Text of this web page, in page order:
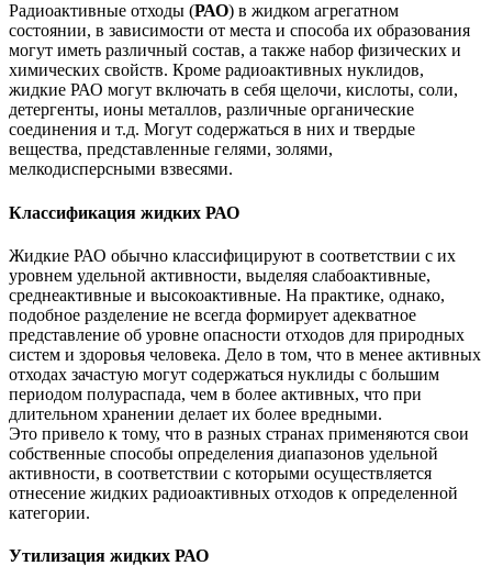
Радиоактивные отходы (РАО) в жидком агрегатном
состоянии, в зависимости от места и способа их образования
могут иметь различный состав, а также набор физических и
химических свойств. Кроме радиоактивных нуклидов,
жидкие РАО могут включать в себя щелочи, кислоты, соли,
детергенты, ионы металлов, различные органические
соединения и т.д. Могут содержаться в них и твердые
вещества, представленные гелями, золями,
мелкодисперсными взвесями.
Классификация жидких РАО
Жидкие РАО обычно классифицируют в соответствии с их
уровнем удельной активности, выделяя слабоактивные,
среднеактивные и высокоактивные. На практике, однако,
подобное разделение не всегда формирует адекватное
представление об уровне опасности отходов для природных
систем и здоровья человека. Дело в том, что в менее активных
отходах зачастую могут содержаться нуклиды с большим
периодом полураспада, чем в более активных, что при
длительном хранении делает их более вредными.
Это привело к тому, что в разных странах применяются свои
собственные способы определения диапазонов удельной
активности, в соответствии с которыми осуществляется
отнесение жидких радиоактивных отходов к определенной
категории.
Утилизация жидких РАО